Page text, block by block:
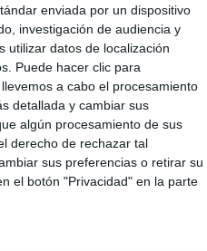
enviada por un dispositivo
investigación de audiencia y
utilizar datos de localización
Puede hacer clic para
a cabo el procesamiento
detallada y cambiar sus
algún procesamiento de sus
derecho de rechazar tal
sus preferencias o retirar su
el botón "Privacidad" en la parte